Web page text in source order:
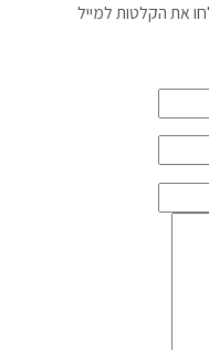
את הקלטות למייל